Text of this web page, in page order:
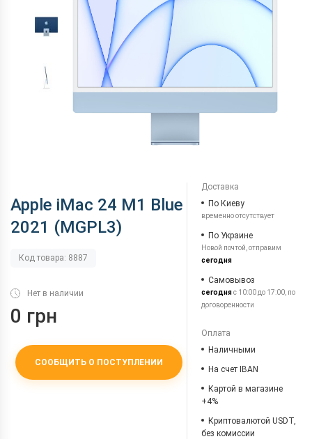
Apple iMac 24 M1 Blue
2021 (MGPL3)
Код товара: 8887
Нет в наличии
0 грн
СООБЩИТЬ О ПОСТУПЛЕНИИ
Доставка
По Киеву
временно отсутствует
По Украине
Новой почтой, отправим
сегодня
Самовывоз
сегодняс 10:00 до 17:00, по
договоренности
Оплата
Наличными
На счет IBAN
Картой в магазине
+4%
Криптовалютой USDT,
без комиссии